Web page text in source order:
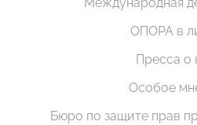
Международная
ОПОРА в
Пресса о
Особое
Бюро по защите прав